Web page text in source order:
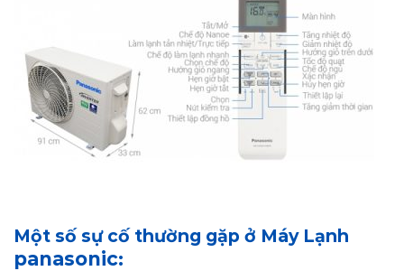
Một số sự cố thường gặp ở Máy Lạnh
panasonic: